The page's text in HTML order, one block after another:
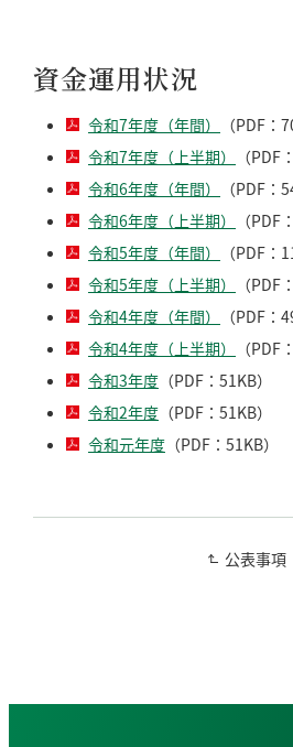
資金運用状況
令和7年度（年間）
（PDF：
令和7年度（上半期）
（PDF
令和6年度（年間）
（PDF：
令和6年度（上半期）
（PDF
令和5年度（年間）
（PDF：
令和5年度（上半期）
（PDF
令和4年度（年間）
（PDF：
令和4年度（上半期）
（PDF
令和3年度 （PDF：51KB）
令和2年度 （PDF：51KB）
令和元年度 （PDF：51KB）
公表事項